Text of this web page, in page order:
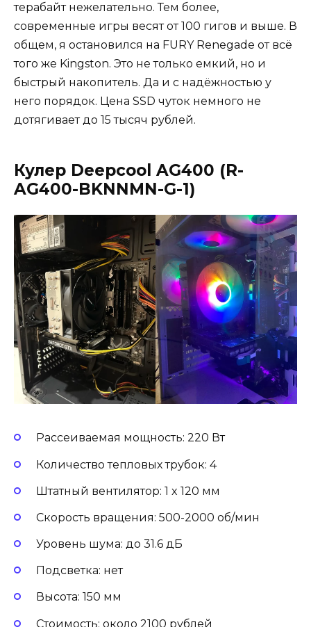
терабайт нежелательно. Тем более,
современные игры весят от 100 гигов и выше. В
общем, я остановился на FURY Renegade от всё
того же Kingston. Это не только емкий, но и
быстрый накопитель. Да и с надёжностью у
него порядок. Цена SSD чуток немного не
дотягивает до 15 тысяч рублей.
Кулер Deepcool AG400 (R-
AG400-BKNNMN-G-1)
Рассеиваемая мощность: 220 Вт
Количество тепловых трубок: 4
Штатный вентилятор: 1 x 120 мм
Скорость вращения: 500-2000 об/мин
Уровень шума: до 31.6 дБ
Подсветка: нет
Высота: 150 мм
Стоимость: около 2100 рублей